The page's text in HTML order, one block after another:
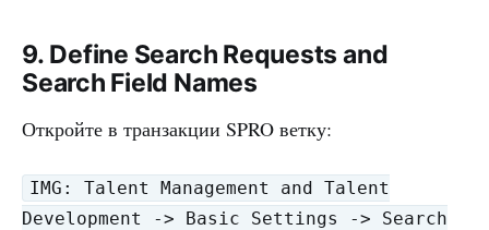
9. Define Search Requests and
Search Field Names
Откройте в транзакции SPRO ветку:
IMG: Talent Management and Talent
Development -> Basic Settings -> Search